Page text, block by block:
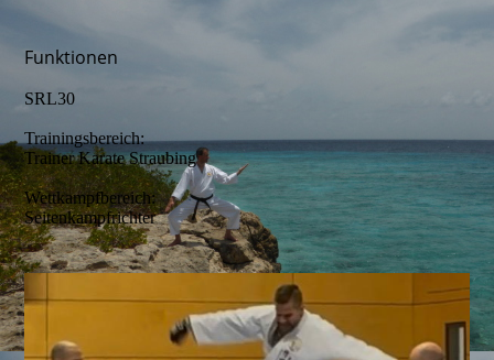
Funktionen
SRL30
Trainingsbereich:
Trainer Karate Straubing
Wettkampfbereich:
Seitenkampfrichter